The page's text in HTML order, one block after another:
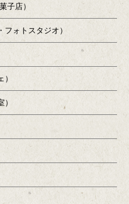
子店）
ォトスタジオ）